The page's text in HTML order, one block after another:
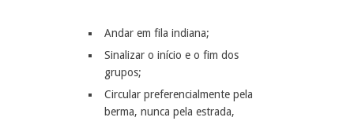
Andar em fila indiana;
Sinalizar o início e o fim dos
grupos;
Circular preferencialmente pela
berma, nunca pela estrada,